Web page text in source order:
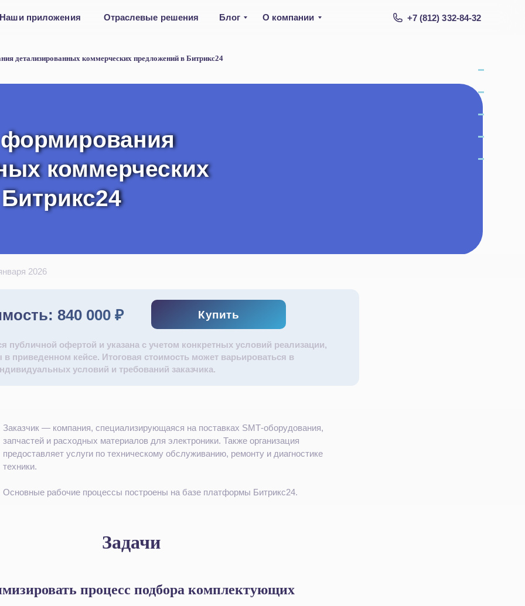
+7 (812) 332-84-32
О компании
Блог
Наши приложения Отраслевые решения
детализированных коммерческих предложений в Битрикс24
формирования
коммерческих
коммерческих
2026
840 000 ₽ Купить
публичной офертой и указана с учетом конкретных условий реализации,
приведенном кейсе. Итоговая стоимость может варьироваться в
условий и требований заказчика.
Заказчик — компания, специализирующаяся на поставках SMT‑оборудования,
запчастей и расходных материалов для электроники. Также организация
предоставляет услуги по техническому обслуживанию, ремонту и диагностике
техники.
Основные рабочие процессы построены на базе платформы Битрикс24.
Задачи
процесс подбора комплектующих